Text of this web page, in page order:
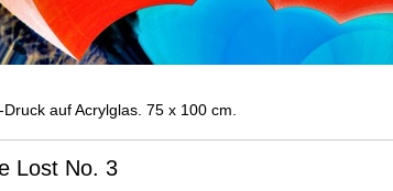
Druck auf Acrylglas. 75 x 100 cm.
Lost No. 3